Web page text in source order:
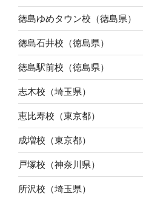
徳島ゆめタウン校（徳島県）
徳島石井校（徳島県）
徳島駅前校（徳島県）
志木校（埼玉県）
恵比寿校（東京都）
成増校（東京都）
戸塚校（神奈川県）
所沢校（埼玉県）